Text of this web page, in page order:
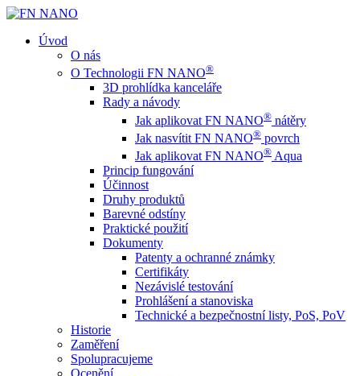
Úvod
O nás
O Technologii FN NANO®
3D prohlídka kanceláře
Rady a návody
Jak aplikovat FN NANO® nátěry
Jak nasvítit FN NANO® povrch
Jak aplikovat FN NANO® Aqua
Princip fungování
Účinnost
Druhy produktů
Barevné odstíny
Praktické použití
Dokumenty
Patenty a ochranné známky
Certifikáty
Nezávislé testování
Prohlášení a stanoviska
Technické a bezpečnostní listy, PoS, PoV
Historie
Zaměření
Spolupracujeme